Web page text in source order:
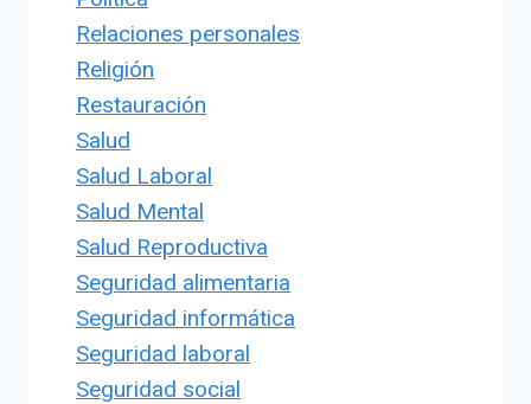
Relaciones personales
Religión
Restauración
Salud
Salud Laboral
Salud Mental
Salud Reproductiva
Seguridad alimentaria
Seguridad informática
Seguridad laboral
Seguridad social